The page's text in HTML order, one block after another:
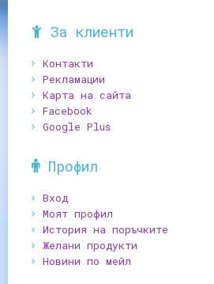
За клиенти
Контакти
Рекламации
Карта на сайта
Facebook
Google Plus
Профил
Вход
Моят профил
История на поръчките
Желани продукти
Новини по мейл